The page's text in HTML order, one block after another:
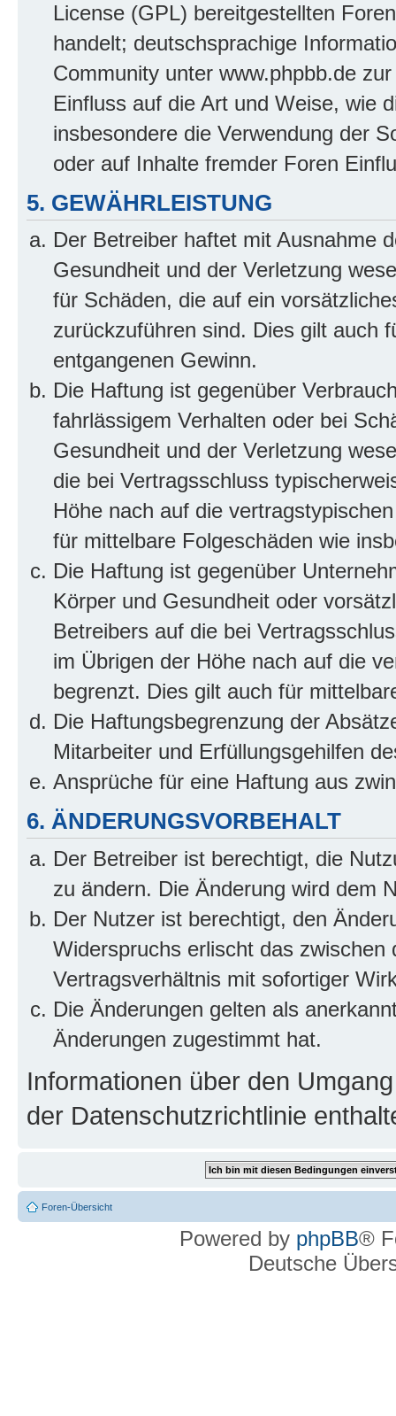
License (GPL) bereitgestellten
handelt; deutschsprachige
Community unter www.phpbb.de
Einfluss auf die Art und Weise, wie
insbesondere die Verwendung der
oder auf Inhalte fremder Foren
5. GEWÄHRLEISTUNG
Der Betreiber haftet mit Ausnahme
Gesundheit und der Verletzung
für Schäden, die auf ein
zurückzuführen sind. Dies gilt auch
entgangenen Gewinn.
Die Haftung ist gegenüber
fahrlässigem Verhalten oder bei
Gesundheit und der Verletzung
die bei Vertragsschluss
Höhe nach auf die
für mittelbare Folgeschäden wie
Die Haftung ist gegenüber
Körper und Gesundheit oder
Betreibers auf die bei
im Übrigen der Höhe nach auf die
begrenzt. Dies gilt auch für
Die Haftungsbegrenzung der
Mitarbeiter und Erfüllungsgehilfen
Ansprüche für eine Haftung aus
6. ÄNDERUNGSVORBEHALT
Der Betreiber ist berechtigt, die
zu ändern. Die Änderung wird dem
Der Nutzer ist berechtigt, den
Widerspruchs erlischt das
Vertragsverhältnis mit sofortiger
Die Änderungen gelten als
Änderungen zugestimmt hat.
Informationen über den
der Datenschutzrichtlinie
Foren-Übersicht
Powered by phpBB®
Deutsche